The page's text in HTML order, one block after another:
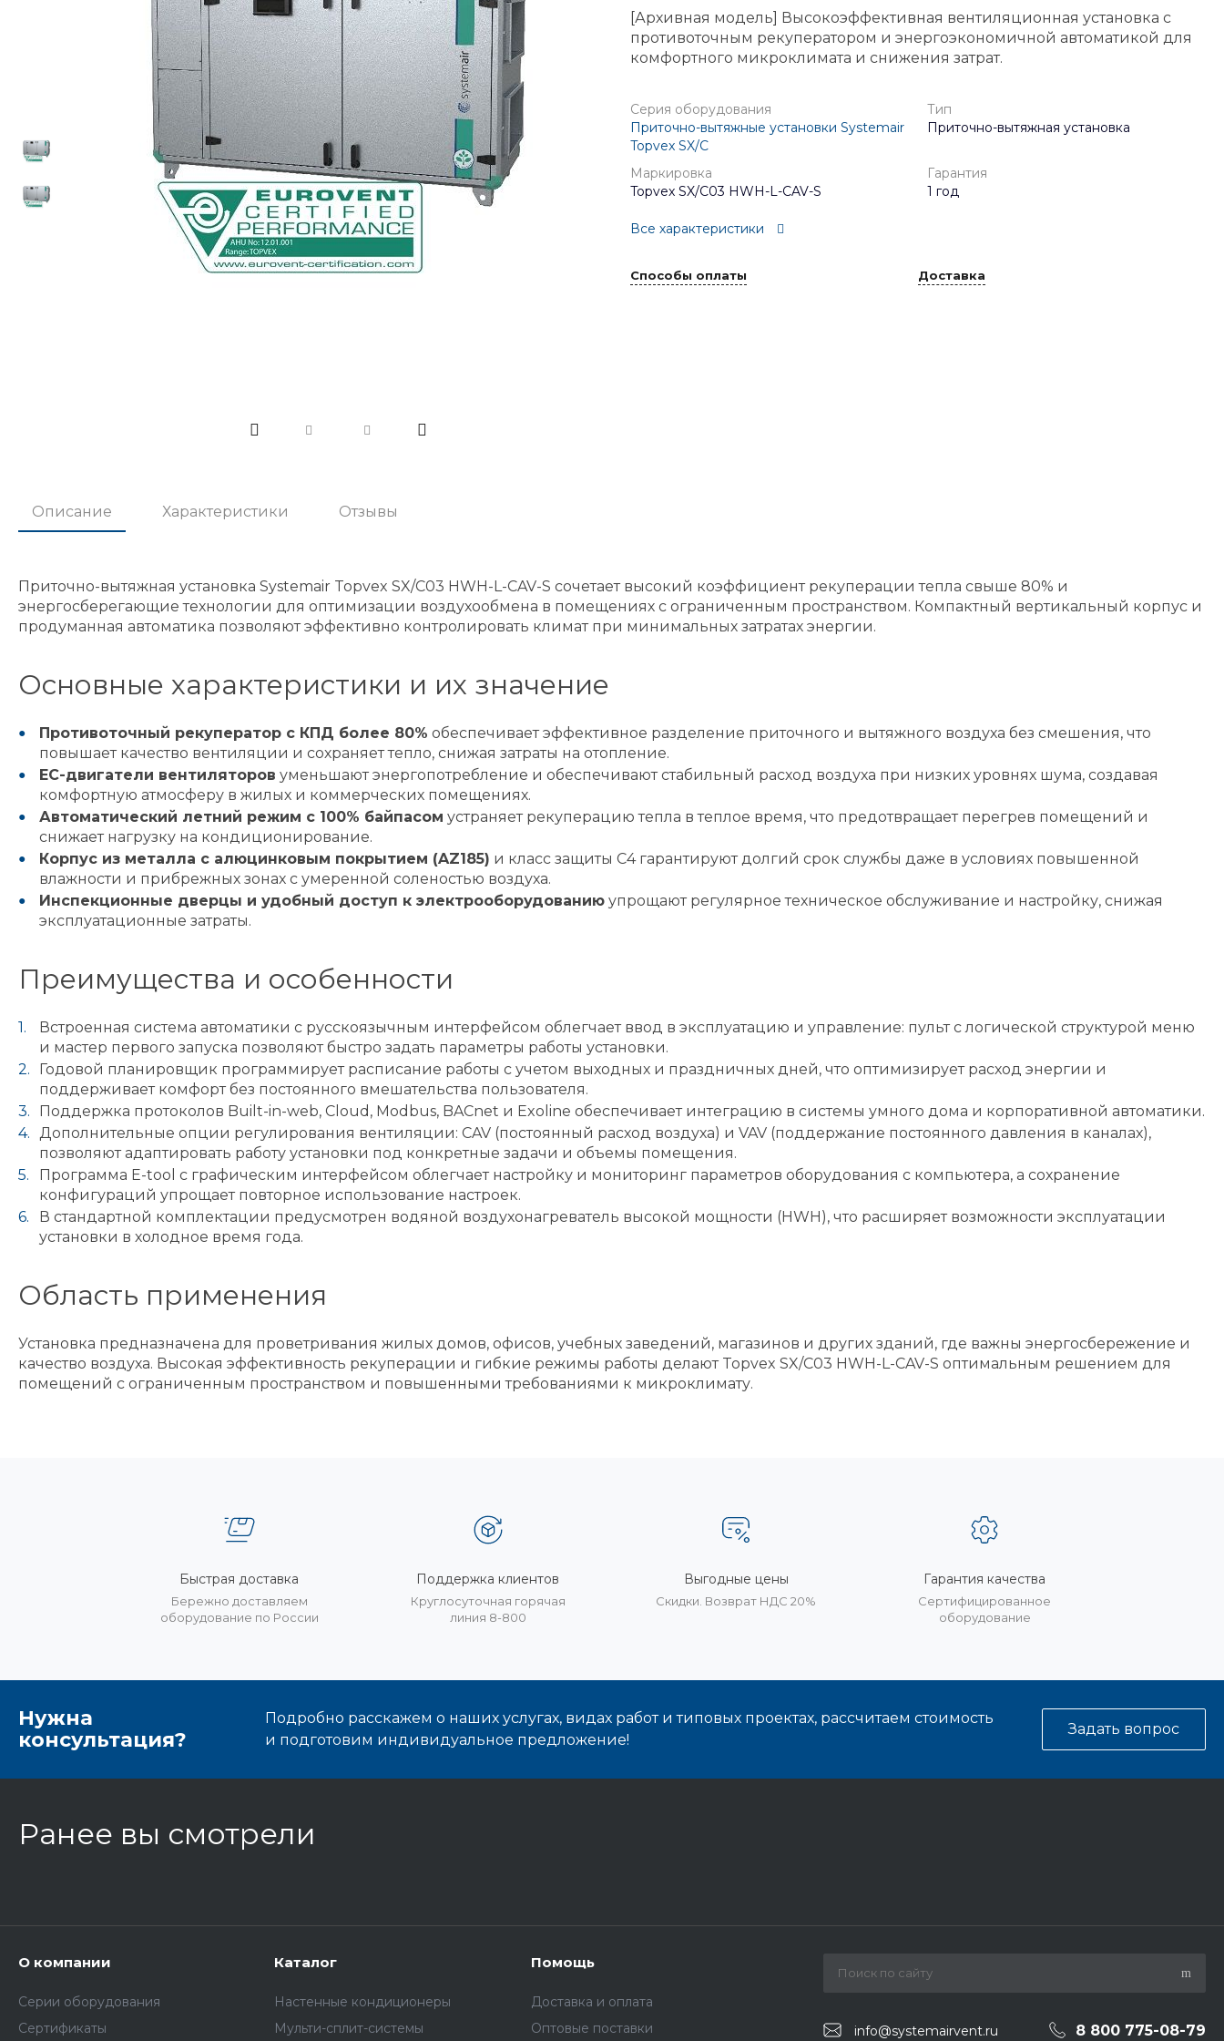
[Архивная модель] Высокоэффективная вентиляционная установка с
противоточным рекуператором и энергоэкономичной автоматикой для
комфортного микроклимата и снижения затрат.
Серия оборудования
Приточно-вытяжные установки Systemair
Topvex SX/C
Тип
Приточно-вытяжная установка
Маркировка
Topvex SX/C03 HWH-L-CAV-S
Гарантия
1 год
Все характеристики
Способы оплаты Доставка
Описание Характеристики Отзывы
Приточно-вытяжная установка Systemair Topvex SX/C03 HWH-L-CAV-S сочетает высокий коэффициент рекуперации тепла свыше 80% и
энергосберегающие технологии для оптимизации воздухообмена в помещениях с ограниченным пространством. Компактный вертикальный корпус и
продуманная автоматика позволяют эффективно контролировать климат при минимальных затратах энергии.
Основные характеристики и их значение
Противоточный рекуператор с КПД более 80% обеспечивает эффективное разделение приточного и вытяжного воздуха без смешения, что
повышает качество вентиляции и сохраняет тепло, снижая затраты на отопление.
EC-двигатели вентиляторов уменьшают энергопотребление и обеспечивают стабильный расход воздуха при низких уровнях шума, создавая
комфортную атмосферу в жилых и коммерческих помещениях.
Автоматический летний режим с 100% байпасом устраняет рекуперацию тепла в теплое время, что предотвращает перегрев помещений и
снижает нагрузку на кондиционирование.
Корпус из металла с алюцинковым покрытием (AZ185) и класс защиты C4 гарантируют долгий срок службы даже в условиях повышенной
влажности и прибрежных зонах с умеренной соленостью воздуха.
Инспекционные дверцы и удобный доступ к электрооборудованиюупрощают регулярное техническое обслуживание и настройку, снижая
эксплуатационные затраты.
Преимущества и особенности
Встроенная система автоматики с русскоязычным интерфейсом облегчает ввод в эксплуатацию и управление: пульт с логической структурой меню
и мастер первого запуска позволяют быстро задать параметры работы установки.
Годовой планировщик программирует расписание работы с учетом выходных и праздничных дней, что оптимизирует расход энергии и
поддерживает комфорт без постоянного вмешательства пользователя.
Поддержка протоколов Built-in-web, Cloud, Modbus, BACnet и Exoline обеспечивает интеграцию в системы умного дома и корпоративной автоматики.
Дополнительные опции регулирования вентиляции: CAV (постоянный расход воздуха) и VAV (поддержание постоянного давления в каналах),
позволяют адаптировать работу установки под конкретные задачи и объемы помещения.
Программа E-tool с графическим интерфейсом облегчает настройку и мониторинг параметров оборудования с компьютера, а сохранение
конфигураций упрощает повторное использование настроек.
В стандартной комплектации предусмотрен водяной воздухонагреватель высокой мощности (HWH), что расширяет возможности эксплуатации
установки в холодное время года.
Область применения
Установка предназначена для проветривания жилых домов, офисов, учебных заведений, магазинов и других зданий, где важны энергосбережение и
качество воздуха. Высокая эффективность рекуперации и гибкие режимы работы делают Topvex SX/C03 HWH-L-CAV-S оптимальным решением для
помещений с ограниченным пространством и повышенными требованиями к микроклимату.
Быстрая доставка
Бережно доставляем
оборудование по России
Поддержка клиентов
Круглосуточная горячая
линия 8-800
Выгодные цены
Скидки. Возврат НДС 20%
Гарантия качества
Сертифицированное
оборудование
Нужна
консультация?
Подробно расскажем о наших услугах, видах работ и типовых проектах, рассчитаем стоимость
и подготовим индивидуальное предложение!
Задать вопрос
Ранее вы смотрели
О компании
Серии оборудования
Сертификаты
Каталог
Настенные кондиционеры
Мульти-сплит-системы
Помощь
Доставка и оплата
Оптовые поставки
info@systemairvent.ru 8 800 775-08-79